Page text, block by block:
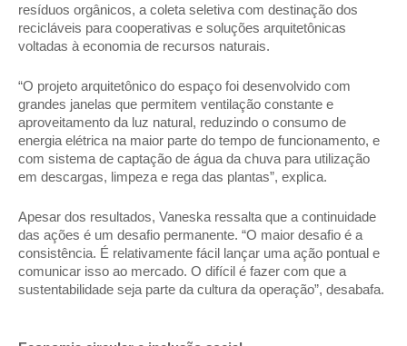
resíduos orgânicos, a coleta seletiva com destinação dos
recicláveis para cooperativas e soluções arquitetônicas
voltadas à economia de recursos naturais.
“O projeto arquitetônico do espaço foi desenvolvido com
grandes janelas que permitem ventilação constante e
aproveitamento da luz natural, reduzindo o consumo de
energia elétrica na maior parte do tempo de funcionamento, e
com sistema de captação de água da chuva para utilização
em descargas, limpeza e rega das plantas”, explica.
Apesar dos resultados, Vaneska ressalta que a continuidade
das ações é um desafio permanente. “O maior desafio é a
consistência. É relativamente fácil lançar uma ação pontual e
comunicar isso ao mercado. O difícil é fazer com que a
sustentabilidade seja parte da cultura da operação”, desabafa.